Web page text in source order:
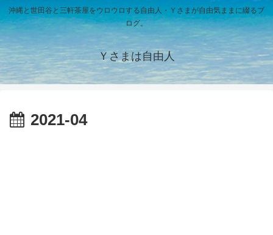
沖縄と世田谷と三軒茶屋をウロウロする自由人・Ｙさまが自由気ままに綴るブ
ログ。
Ｙさまは自由人
2021-04